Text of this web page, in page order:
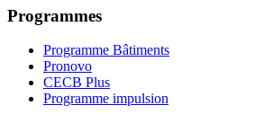
Programmes
Programme Bâtiments
Pronovo
CECB Plus
Programme impulsion